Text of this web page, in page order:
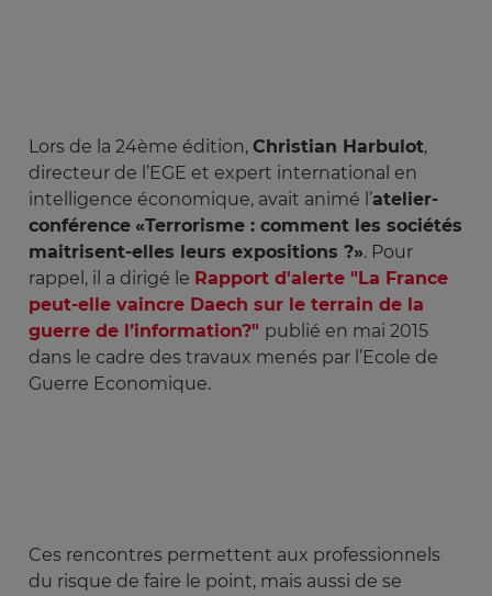
Lors de la 24ème édition, Christian Harbulot,
directeur de l’EGE et expert international en
intelligence économique, avait animé l’atelier-
conférence «Terrorisme : comment les sociétés
maitrisent-elles leurs expositions ?». Pour
rappel, il a dirigé le Rapport d'alerte "La France
peut-elle vaincre Daech sur le terrain de la
guerre de l’information?" publié en mai 2015
dans le cadre des travaux menés par l’Ecole de
Guerre Economique.
Ces rencontres permettent aux professionnels
du risque de faire le point, mais aussi de se